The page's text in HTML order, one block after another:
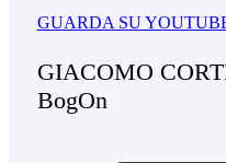
GUARDA SU
GIACOMO
BogOn